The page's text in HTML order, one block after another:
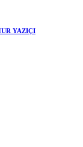
YAZIÇI